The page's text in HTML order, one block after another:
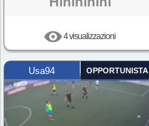
4 visualizzazioni
Usa94 OPPORTUNISTA